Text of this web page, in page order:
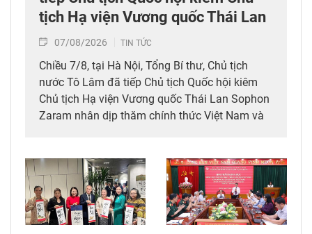
tịch Hạ viện Vương quốc Thái Lan
07/08/2026 TIN TỨC
Chiều 7/8, tại Hà Nội, Tổng Bí thư, Chủ tịch
nước Tô Lâm đã tiếp Chủ tịch Quốc hội kiêm
Chủ tịch Hạ viện Vương quốc Thái Lan Sophon
Zaram nhân dịp thăm chính thức Việt Nam và
(6/8/1976 – 6/8/2026).